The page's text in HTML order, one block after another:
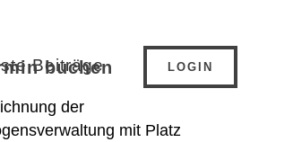
LOGIN
buchen
Beiträge
der
mit Platz